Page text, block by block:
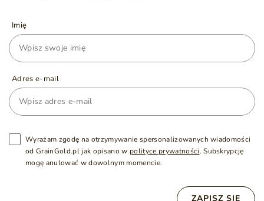
Imię
Adres e-mail
Wyrażam zgodę na otrzymywanie spersonalizowanych wiadomości
od GrainGold.pl jak opisano w polityce prywatności. Subskrypcję
mogę anulować w dowolnym momencie.
ZAPISZ SIĘ